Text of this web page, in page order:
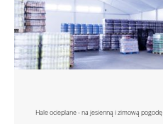
Hale ocieplane - na jesienną i zimową pogodę